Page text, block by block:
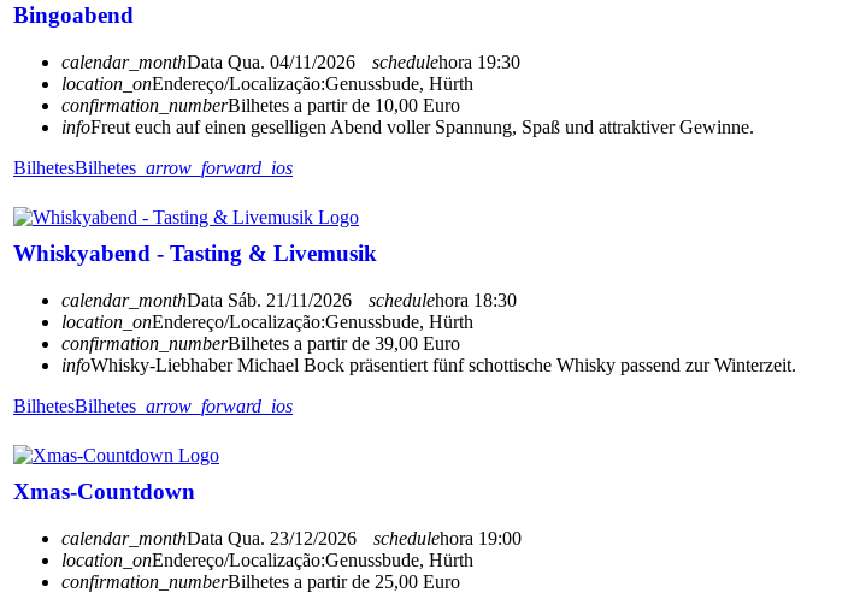
Bingoabend
calendar_monthData Qua. 04/11/2026 schedulehora 19:30
location_onEndereço/Localização:Genussbude, Hürth
confirmation_numberBilhetes a partir de 10,00 Euro
infoFreut euch auf einen geselligen Abend voller Spannung, Spaß und attraktiver Gewinne.
BilhetesBilhetes arrow_forward_ios
Whiskyabend - Tasting & Livemusik
calendar_monthData Sáb. 21/11/2026 schedulehora 18:30
location_onEndereço/Localização:Genussbude, Hürth
confirmation_numberBilhetes a partir de 39,00 Euro
infoWhisky-Liebhaber Michael Bock präsentiert fünf schottische Whisky passend zur Winterzeit.
BilhetesBilhetes arrow_forward_ios
Xmas-Countdown
calendar_monthData Qua. 23/12/2026 schedulehora 19:00
location_onEndereço/Localização:Genussbude, Hürth
confirmation_numberBilhetes a partir de 25,00 Euro